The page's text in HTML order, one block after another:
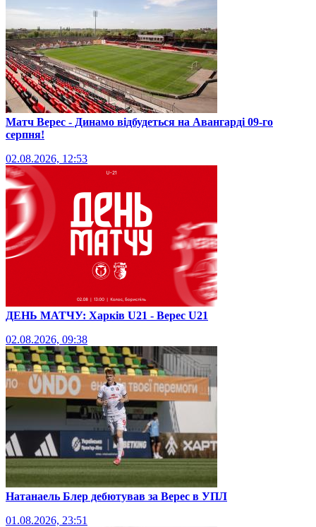
Матч Верес - Динамо відбудеться на Авангарді 09-го
серпня!
02.08.2026, 12:53
ДЕНЬ МАТЧУ: Харків U21 - Верес U21
02.08.2026, 09:38
Натанаель Блер дебютував за Верес в УПЛ
01.08.2026, 23:51